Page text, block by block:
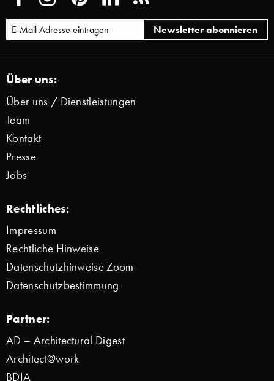
Über uns:
Über uns / Dienstleistungen
Team
Kontakt
Presse
Jobs
Rechtliches:
Impressum
Rechtliche Hinweise
Datenschutzhinweise Zoom
Datenschutzbestimmung
Partner:
AD – Architectural Digest
Architect@work
BDIA